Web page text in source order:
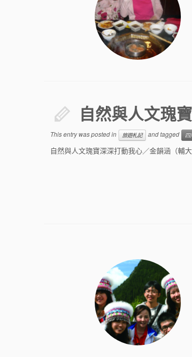
自然與人文瑰
This entry was posted in 旅遊札記 and tagged 四
自然與人文瑰寶深深打動我心／金韻涵（